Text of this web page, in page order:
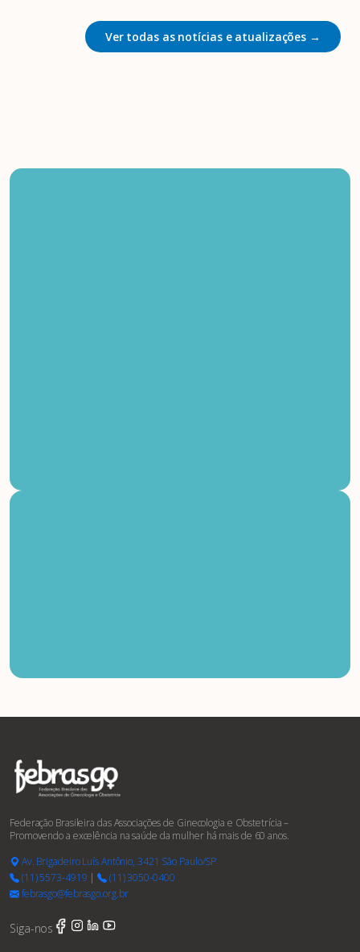
Ver todas as notícias e atualizações →
Federação Brasileira das Associações de Ginecologia e Obstetrícia –
Promovendo a excelência na saúde da mulher há mais de 60 anos.
Av. Brigadeiro Luís Antônio, 3421 São Paulo/SP
(11) 5573-4919 |
(11) 3050-0400
febrasgo@febrasgo.org.br
Siga-nos